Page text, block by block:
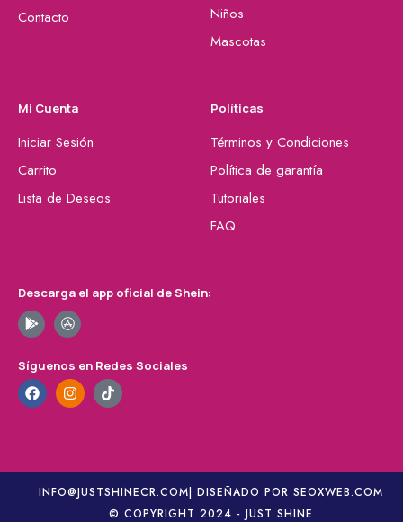
Contacto
Niños
Mascotas
Mi Cuenta
Iniciar Sesión
Carrito
Lista de Deseos
Políticas
Términos y Condiciones
Política de garantía
Tutoriales
FAQ
Descarga el app oficial de Shein:
Síguenos en Redes Sociales
INFO@JUSTSHINECR.COM| DISEÑADO POR SEOXWEB.COM
© COPYRIGHT 2024 - JUST SHINE